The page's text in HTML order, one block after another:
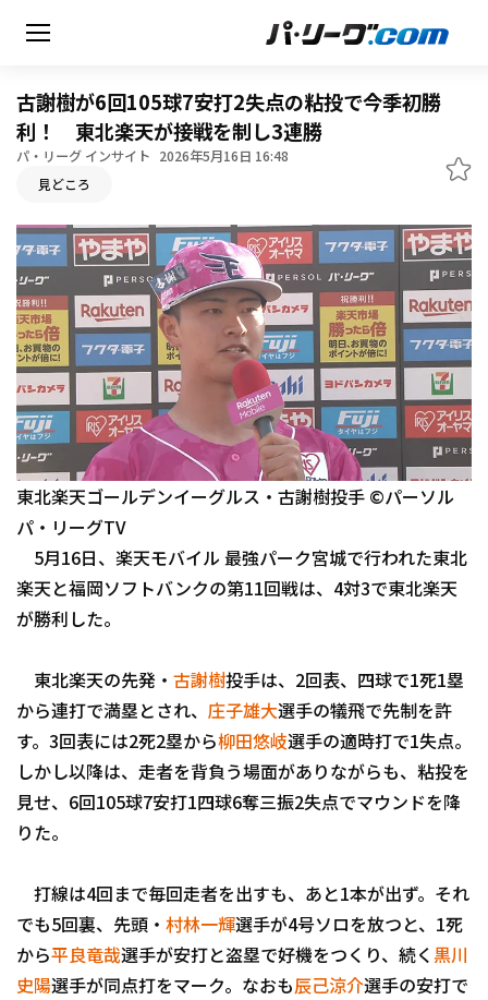
HOME
動画
日程・結果
順位表･成績
1軍公式戦
ファーム東地区
ファーム中地区
ファーム西地区
交流戦
選手名鑑
選手名鑑トップ
北海道日本ハムファイターズ
千葉ロッテマリーンズ
オリックス・バファローズ
福岡ソフトバンクホークス
ニュース
設定
古謝樹が6回105球7安打2失点の粘投で今季初勝
利！ 東北楽天が接戦を制し3連勝
パ・リーグ インサイト 2026年5月16日 16:48
見どころ
東北楽天ゴールデンイーグルス・古謝樹投手 ©パーソル
パ・リーグTV
5月16日、楽天モバイル 最強パーク宮城で行われた東北
楽天と福岡ソフトバンクの第11回戦は、4対3で東北楽天
が勝利した。
東北楽天の先発・ 古謝樹投手は、2回表、四球で1死1塁
から連打で満塁とされ、 庄子雄大選手の犠飛で先制を許
す。3回表には2死2塁から柳田悠岐選手の適時打で1失点。
しかし以降は、走者を背負う場面がありながらも、粘投を
見せ、6回105球7安打1四球6奪三振2失点でマウンドを降
りた。
打線は4回まで毎回走者を出すも、あと1本が出ず。それ
でも5回裏、先頭・ 村林一輝選手が4号ソロを放つと、1死
から平良竜哉選手が安打と盗塁で好機をつくり、続く黒川
史陽選手が同点打をマーク。なおも辰己涼介選手の安打で